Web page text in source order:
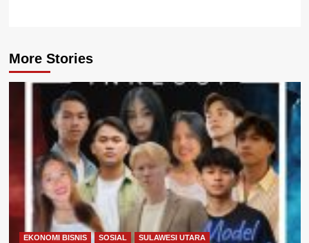
More Stories
EKONOMI BISNIS SOSIAL SULAWESI UTARA